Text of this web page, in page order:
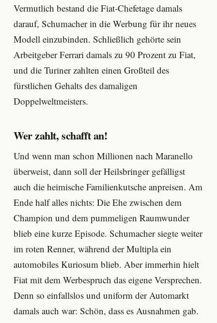
Vermutlich bestand die Fiat-Chefetage damals
darauf, Schumacher in die Werbung für ihr neues
Modell einzubinden. Schließlich gehörte sein
Arbeitgeber Ferrari damals zu 90 Prozent zu Fiat,
und die Turiner zahlten einen Großteil des
fürstlichen Gehalts des damaligen
Doppelweltmeisters.
Wer zahlt, schafft an!
Und wenn man schon Millionen nach Maranello
überweist, dann soll der Heilsbringer gefälligst
auch die heimische Familienkutsche anpreisen. Am
Ende half alles nichts: Die Ehe zwischen dem
Champion und dem pummeligen Raumwunder
blieb eine kurze Episode. Schumacher siegte weiter
im roten Renner, während der Multipla ein
automobiles Kuriosum blieb. Aber immerhin hielt
Fiat mit dem Werbespruch das eigene Versprechen.
Denn so einfallslos und uniform der Automarkt
damals auch war: Schön, dass es Ausnahmen gab.